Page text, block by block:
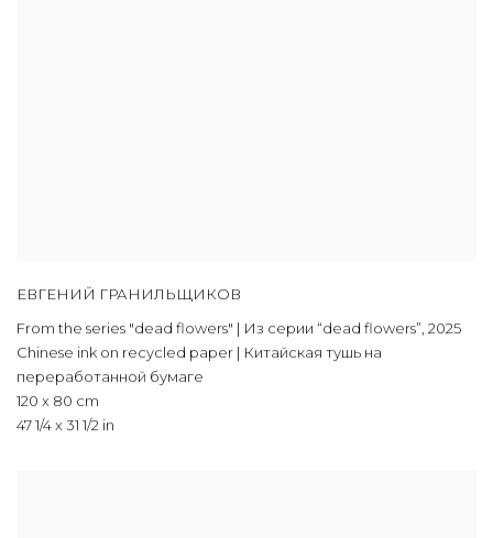
ЕВГЕНИЙ ГРАНИЛЬЩИКОВ
From the series "dead flowers" | Из серии “dead flowers”, 2025
Chinese ink on recycled paper | Китайская тушь на
переработанной бумаге
120 x 80 cm
47 1/4 x 31 1/2 in